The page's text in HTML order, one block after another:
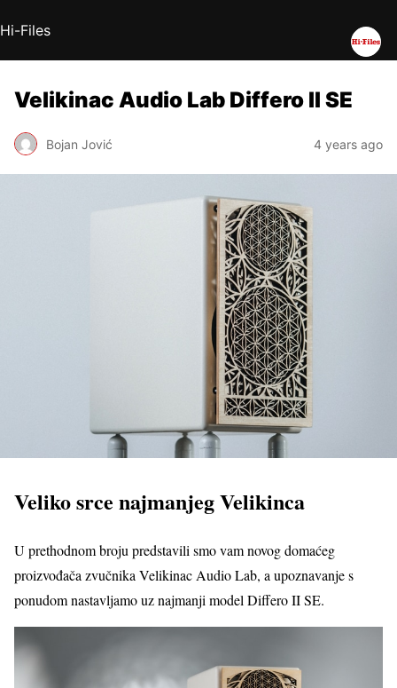
Hi-Files
Velikinac Audio Lab Differo II SE
Bojan Jović 4 years ago
Veliko srce najmanjeg Velikinca
U prethodnom broju predstavili smo vam novog domaćeg
proizvođača zvučnika Velikinac Audio Lab, a upoznavanje s
ponudom nastavljamo uz najmanji model Differo II SE.